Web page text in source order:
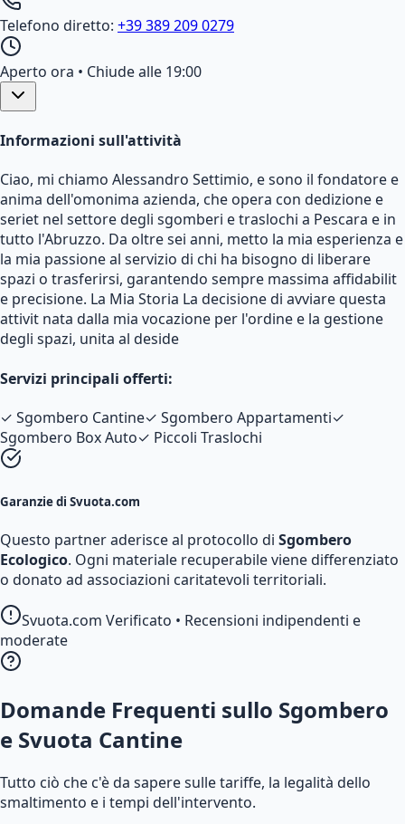
Telefono diretto: +39 389 209 0279
Aperto ora • Chiude alle 19:00
Informazioni sull'attività
Ciao, mi chiamo Alessandro Settimio, e sono il fondatore e
anima dell'omonima azienda, che opera con dedizione e
seriet nel settore degli sgomberi e traslochi a Pescara e in
tutto l'Abruzzo. Da oltre sei anni, metto la mia esperienza e
la mia passione al servizio di chi ha bisogno di liberare
spazi o trasferirsi, garantendo sempre massima affidabilit
e precisione. La Mia Storia La decisione di avviare questa
attivit nata dalla mia vocazione per l'ordine e la gestione
degli spazi, unita al deside
Servizi principali offerti:
✓ Sgombero Cantine✓ Sgombero Appartamenti✓
Sgombero Box Auto✓ Piccoli Traslochi
Garanzie di Svuota.com
Questo partner aderisce al protocollo di Sgombero
Ecologico. Ogni materiale recuperabile viene differenziato
o donato ad associazioni caritatevoli territoriali.
Svuota.com Verificato • Recensioni indipendenti e
moderate
Domande Frequenti sullo Sgombero
e Svuota Cantine
Tutto ciò che c'è da sapere sulle tariffe, la legalità dello
smaltimento e i tempi dell'intervento.